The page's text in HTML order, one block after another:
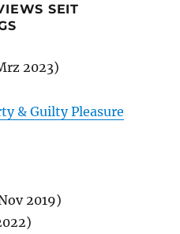
SEIT
2023)
& Guilty Pleasure
2019)